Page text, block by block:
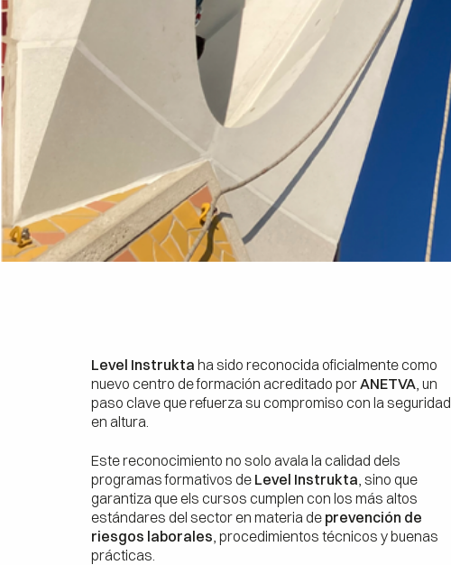
Level Instrukta ha sido reconocida oficialmente como
nuevo centro de formación acreditado porANETVA, un
paso clave que refuerza su compromiso con la seguridad
en altura.
Este reconocimiento no solo avala la calidad dels
programas formativos de Level Instrukta , sino que
garantiza que els cursos cumplen con los más altos
estándares del sector en materia de prevención de
riesgos laborales , procedimientos técnicos y buenas
prácticas.